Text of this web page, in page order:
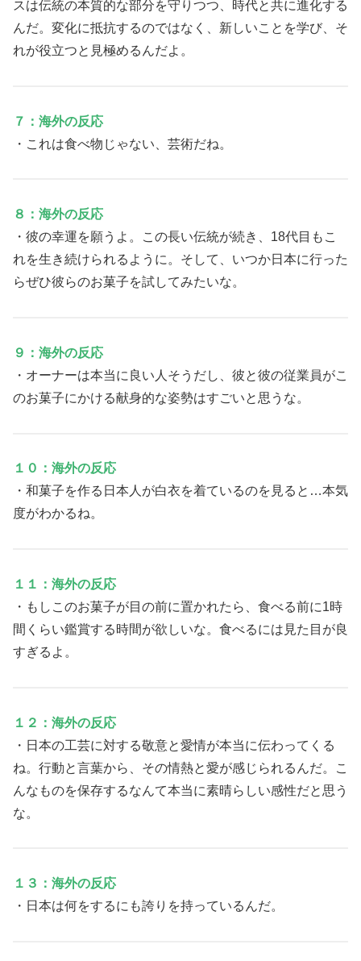
スは伝統の本質的な部分を守りつつ、時代と共に進化する
んだ。変化に抵抗するのではなく、新しいことを学び、そ
れが役立つと見極めるんだよ。
７：海外の反応
・これは食べ物じゃない、芸術だね。
８：海外の反応
・彼の幸運を願うよ。この長い伝統が続き、18代目もこ
れを生き続けられるように。そして、いつか日本に行った
らぜひ彼らのお菓子を試してみたいな。
９：海外の反応
・オーナーは本当に良い人そうだし、彼と彼の従業員がこ
のお菓子にかける献身的な姿勢はすごいと思うな。
１０：海外の反応
・和菓子を作る日本人が白衣を着ているのを見ると…本気
度がわかるね。
１１：海外の反応
・もしこのお菓子が目の前に置かれたら、食べる前に1時
間くらい鑑賞する時間が欲しいな。食べるには見た目が良
すぎるよ。
１２：海外の反応
・日本の工芸に対する敬意と愛情が本当に伝わってくる
ね。行動と言葉から、その情熱と愛が感じられるんだ。こ
んなものを保存するなんて本当に素晴らしい感性だと思う
な。
１３：海外の反応
・日本は何をするにも誇りを持っているんだ。